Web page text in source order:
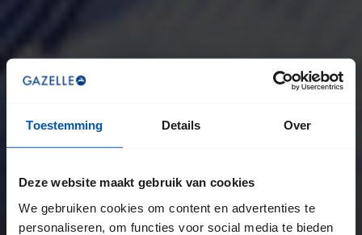
Toestemming Details Over
Deze website maakt gebruik van cookies
We gebruiken cookies om content en advertenties te
personaliseren, om functies voor social media te bieden